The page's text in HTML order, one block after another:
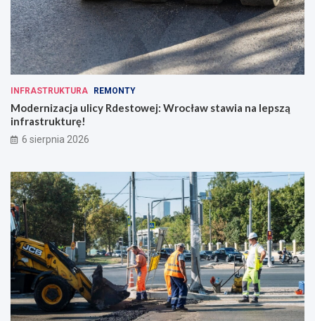
INFRASTRUKTURA REMONTY
Modernizacja ulicy Rdestowej: Wrocław stawia na lepszą
infrastrukturę!
6 sierpnia 2026